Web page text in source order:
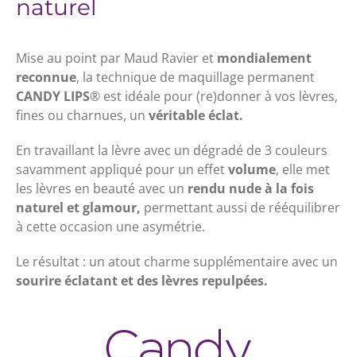
naturel
Mise au point par Maud Ravier et mondialement
reconnue, la technique de maquillage permanent
CANDY LIPS® est idéale pour (re)donner à vos lèvres,
fines ou charnues, un véritable éclat.
En travaillant la lèvre avec un dégradé de 3 couleurs
savamment appliqué pour un effetvolume, elle met
les lèvres en beauté avec un rendu nude à la fois
naturel et glamour, permettant aussi de rééquilibrer
à cette occasion une asymétrie.
Le résultat : un atout charme supplémentaire avec un
sourire éclatant et des lèvres repulpées.